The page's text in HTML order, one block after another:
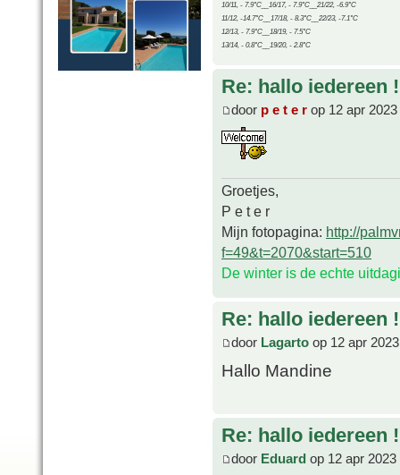
10/11, - 7.9°C__16/17, - 7.9°C__21/22, -6.9°C
11/12, -14.7°C__17/18, - 8.3°C__22/23, -7.1°C
12/13, - 7.9°C__18/19, - 7.5°C
13/14, - 0.8°C__19/20, - 2.8°C
Re: hallo iedereen !
door p e t e r op 12 apr 2023
Groetjes,
P e t e r
Mijn fotopagina: http://
f=49&t=2070&start=510
De winter is de echte
Re: hallo iedereen !
door Lagarto op 12 apr
Hallo Mandine
Re: hallo iedereen !
door Eduard op 12 apr 2023